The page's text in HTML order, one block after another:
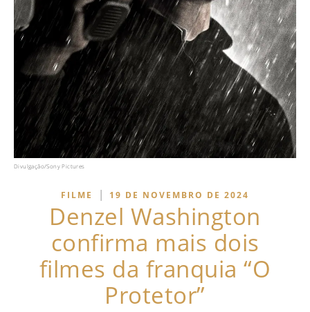
Divulgação/Sony Pictures
FILME | 19 DE NOVEMBRO DE 2024
Denzel Washington
confirma mais dois
filmes da franquia “O
Protetor”